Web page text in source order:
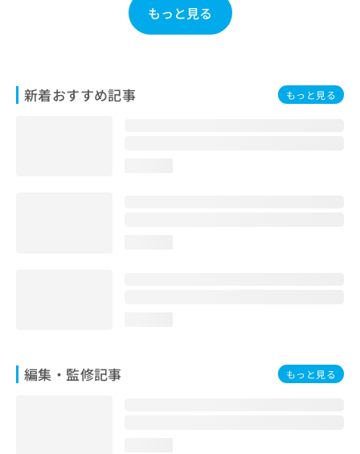
もっと見る
新着おすすめ記事 もっと見る
編集・監修記事 もっと見る
せ
は